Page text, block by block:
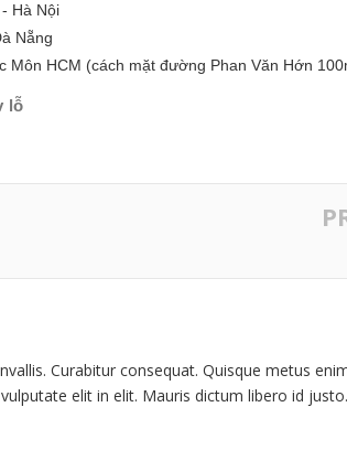
Hà Nội
Nẵng
HCM (cách mặt đường Phan Văn Hớn
lỗ
Curabitur consequat. Quisque metus
elit in elit. Mauris dictum libero id justo.